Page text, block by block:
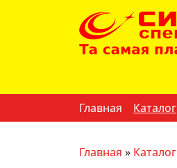
Главная Каталог
Главная » Каталог